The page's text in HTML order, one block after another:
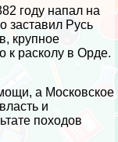
году напал на
заставил Русь
крупное
к расколу в Орде.
а Московское
и
походов